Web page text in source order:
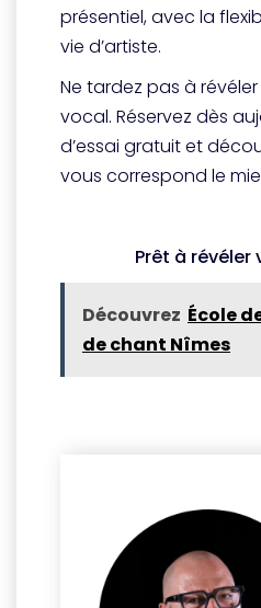
présentiel, avec la
vie d’artiste.
Ne tardez pas à
vocal. Réservez dès
d’essai gratuit et
vous correspond le
Prêt à révéler
Découvrez École
de chant Nîmes